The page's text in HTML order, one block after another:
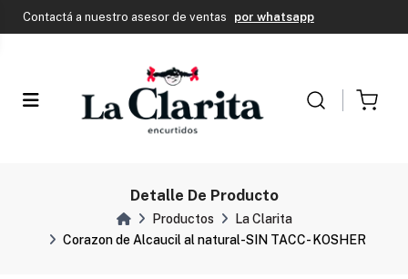
Contactá a nuestro asesor de ventas
por whatsapp
Detalle De Producto
Productos
La Clarita
Corazon de Alcaucil al natural-SIN TACC- KOSHER